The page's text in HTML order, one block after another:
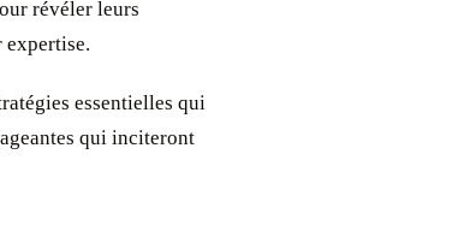
révéler leurs
expertise.
essentielles qui
qui inciteront